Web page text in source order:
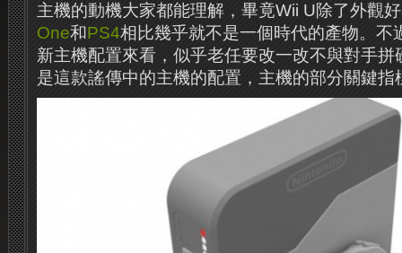
主機的動機大家都能理解，畢竟Wii U除了外觀
One和PS4相比幾乎就不是一個時代的產物。不
新主機配置來看，似乎老任要改一改不與對手
是這款謠傳中的主機的配置，主機的部分關鍵指